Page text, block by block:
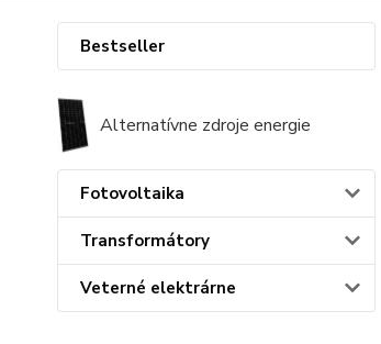
Bestseller
Alternatívne zdroje energie
Fotovoltaika
Transformátory
Veterné elektrárne